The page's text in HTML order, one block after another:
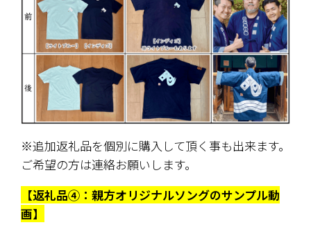
※追加返礼品を個別に購入して頂く事も出来ます。
ご希望の方は連絡お願いします。
【返礼品④：親方オリジナルソングのサンプル動
画】